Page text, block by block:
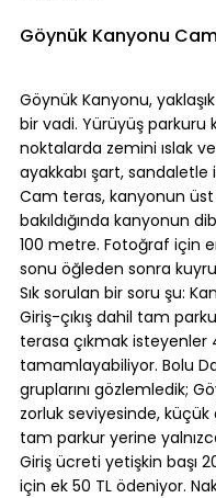
Göynük Kanyonu
Göynük Kanyonu,
bir vadi. Yürüyüş parkuru
noktalarda zemini ıslak
ayakkabı şart, sandaletle
Cam teras, kanyonun
bakıldığında kanyonun
100 metre. Fotoğraf için
sonu öğleden sonra
Sık sorulan bir soru şu:
Giriş-çıkış dahil tam
terasa çıkmak isteyenler
tamamlayabiliyor. Bolu
gruplarını gözlemledik;
zorluk seviyesinde,
tam parkur yerine
Giriş ücreti yetişkin başı
için ek 50 TL ödeniyor.